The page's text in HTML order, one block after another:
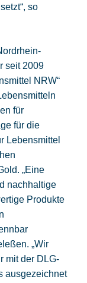
so
seit 2009
NRW“
für
für die
Lebensmittel
„Eine
nachhaltige
Produkte
„Wir
mit der DLG-
ausgezeichnet